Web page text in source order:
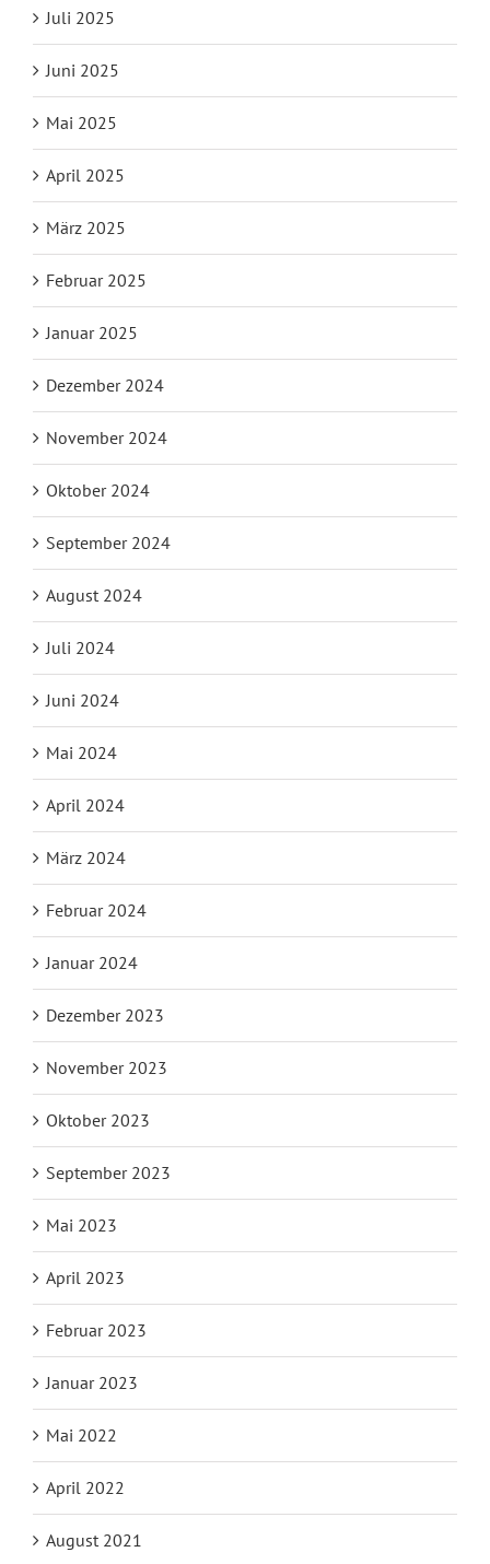
Juli 2025
Juni 2025
Mai 2025
April 2025
März 2025
Februar 2025
Januar 2025
Dezember 2024
November 2024
Oktober 2024
September 2024
August 2024
Juli 2024
Juni 2024
Mai 2024
April 2024
März 2024
Februar 2024
Januar 2024
Dezember 2023
November 2023
Oktober 2023
September 2023
Mai 2023
April 2023
Februar 2023
Januar 2023
Mai 2022
April 2022
August 2021